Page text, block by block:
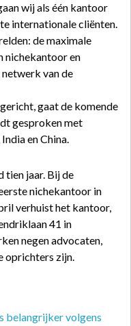
wij als één kantoor
internationale cliënten.
de maximale
nichekantoor en
van de
gaat de komende
gesproken met
en China.
tien jaar. Bij de
nichekantoor in
verhuist het kantoor,
41 in
negen advocaten,
oprichters zijn.
belangrijker volgens